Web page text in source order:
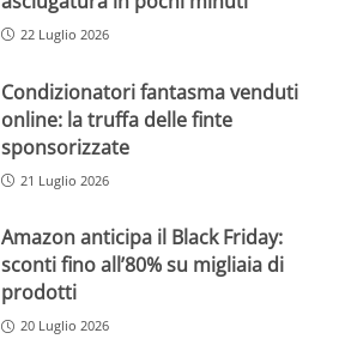
22 Luglio 2026
Condizionatori fantasma venduti
online: la truffa delle finte
sponsorizzate
21 Luglio 2026
Amazon anticipa il Black Friday:
sconti fino all’80% su migliaia di
prodotti
20 Luglio 2026